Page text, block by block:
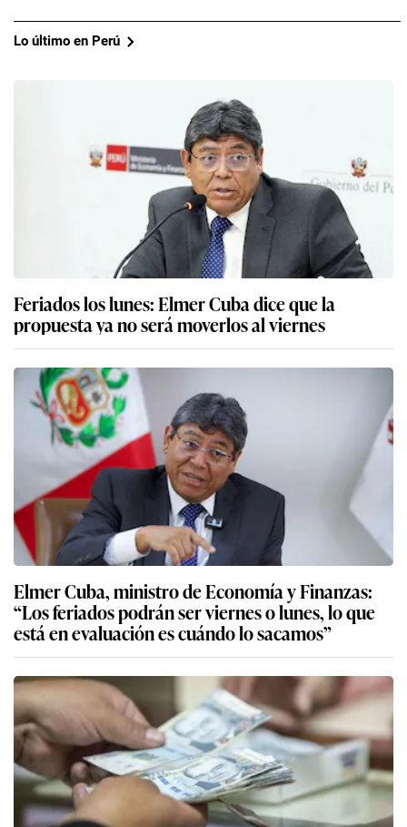
Lo último en Perú
Feriados los lunes: Elmer Cuba dice que la
propuesta ya no será moverlos al viernes
Elmer Cuba, ministro de Economía y Finanzas:
“Los feriados podrán ser viernes o lunes, lo que
está en evaluación es cuándo lo sacamos”